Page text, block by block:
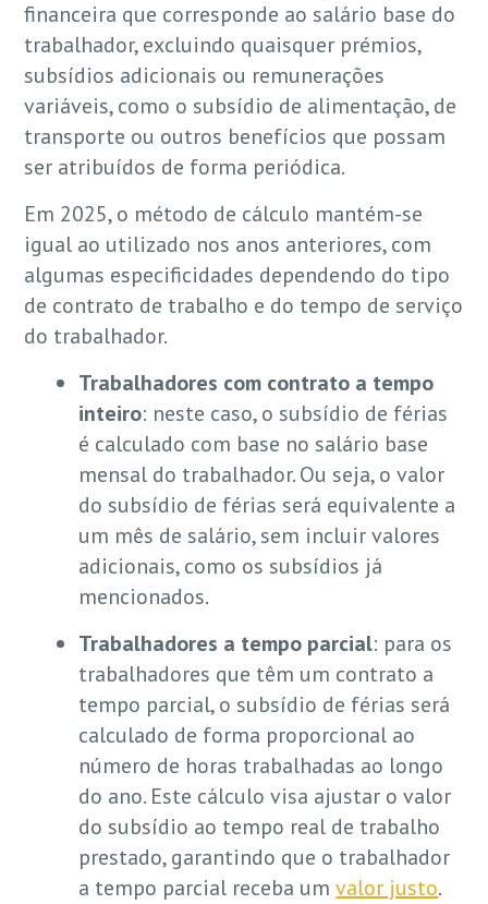
financeira que corresponde ao salário base do
trabalhador, excluindo quaisquer prémios,
subsídios adicionais ou remunerações
variáveis, como o subsídio de alimentação, de
transporte ou outros benefícios que possam
ser atribuídos de forma periódica.
Em 2025, o método de cálculo mantém-se
igual ao utilizado nos anos anteriores, com
algumas especificidades dependendo do tipo
de contrato de trabalho e do tempo de serviço
do trabalhador.
Trabalhadores com contrato a tempo
inteiro: neste caso, o subsídio de férias
é calculado com base no salário base
mensal do trabalhador. Ou seja, o valor
do subsídio de férias será equivalente a
um mês de salário, sem incluir valores
adicionais, como os subsídios já
mencionados.
Trabalhadores a tempo parcial: para os
trabalhadores que têm um contrato a
tempo parcial, o subsídio de férias será
calculado de forma proporcional ao
número de horas trabalhadas ao longo
do ano. Este cálculo visa ajustar o valor
do subsídio ao tempo real de trabalho
prestado, garantindo que o trabalhador
a tempo parcial receba umvalor justo.